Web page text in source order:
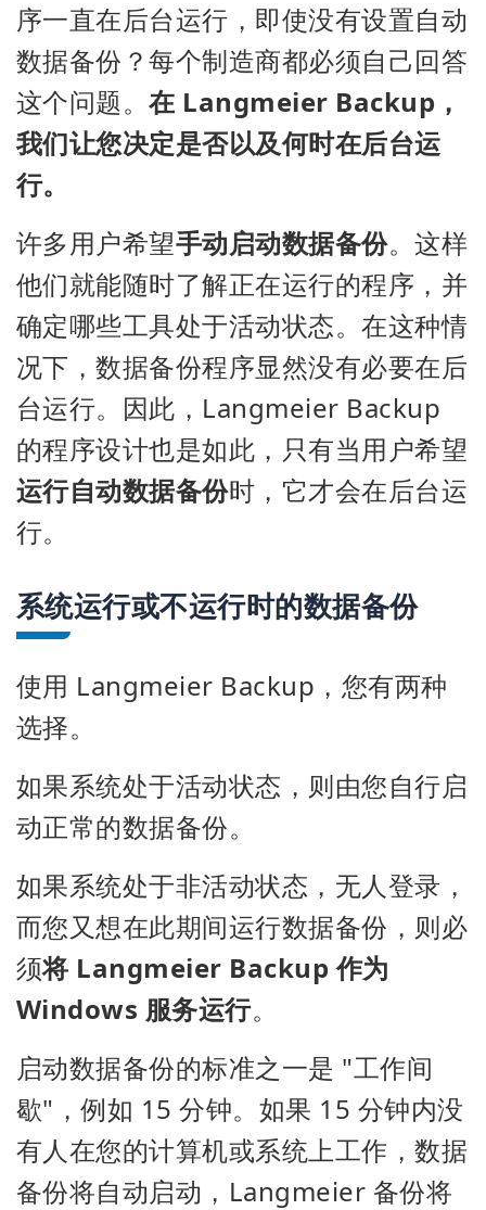
序一直在后台运行，即使没有设置自动
数据备份？每个制造商都必须自己回答
这个问题。在 Langmeier Backup，
我们让您决定是否以及何时在后台运
行。
许多用户希望手动启动数据备份。这样
他们就能随时了解正在运行的程序，并
确定哪些工具处于活动状态。在这种情
况下，数据备份程序显然没有必要在后
台运行。因此，Langmeier Backup
的程序设计也是如此，只有当用户希望
运行自动数据备份时，它才会在后台运
行。
系统运行或不运行时的数据备份
使用 Langmeier Backup，您有两种
选择。
如果系统处于活动状态，则由您自行启
动正常的数据备份。
如果系统处于非活动状态，无人登录，
而您又想在此期间运行数据备份，则必
须将 Langmeier Backup 作为
Windows 服务运行。
启动数据备份的标准之一是 "工作间
歇"，例如 15 分钟。如果 15 分钟内没
有人在您的计算机或系统上工作，数据
备份将自动启动，Langmeier 备份将